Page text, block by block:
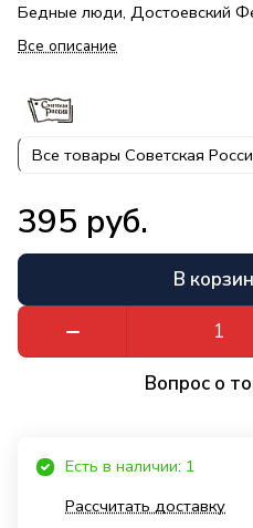
Бедные люди, Достоевский
Все описание
Все товары Советская
395 руб.
В
Вопрос о
Есть в наличии: 1
Рассчитать доставку